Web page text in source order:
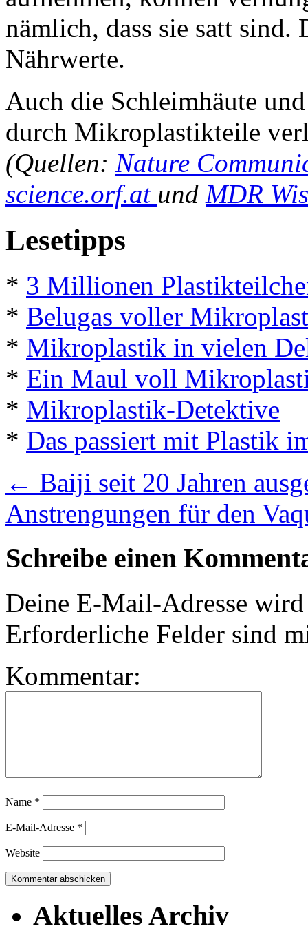
nämlich, dass sie satt sind.
Nährwerte.
Auch die Schleimhäute
durch Mikroplastikteile
(Quellen: Nature
science.orf.at und MDR
Lesetipps
* 3 Millionen
* Belugas voller
* Mikroplastik in vielen
* Ein Maul voll
* Mikroplastik-Detektive
* Das passiert mit Plastik
← Baiji seit 20 Jahren
Anstrengungen für den
Schreibe einen
Deine E-Mail-Adresse
Erforderliche Felder sind
Kommentar:
Name *
E-Mail-Adresse *
Website
Aktuelles Archiv